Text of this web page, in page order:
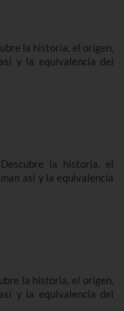
la historia, el origen,
y la equivalencia del
la historia, el
así y la equivalencia
la historia, el origen,
y la equivalencia del